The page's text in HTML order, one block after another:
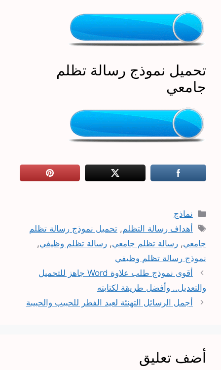
تحميل نموذج رسالة تظلم
جامعي
التصنيفات
نماذج
الوسوم
أهداف رسالة التظلم,تحميل نموذج رسالة تظلم
جامعي, رسالة تظلم جامعي, رسالة تظلم وظيفي,
نموذج رسالة تظلم وظيفي
أقوى نموذج طلب علاوة Word جاهز للتحميل
والتعديل.. وأفضل طريقة لكتابته
أجمل الرسائل التهنئة لعيد الفطر للحبيب والحبيبة
أضف تعليق